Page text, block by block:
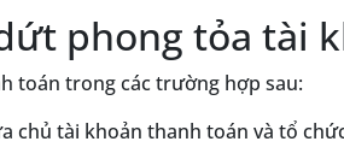
phong tỏa tài
toán trong các trường hợp sau:
chủ tài khoản thanh toán và tổ